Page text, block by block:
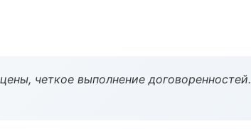
четкое выполнение договоренностей.